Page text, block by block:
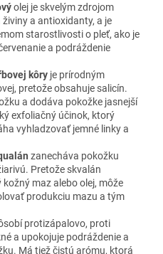
olej je skvelým zdrojom
a antioxidanty, a je
starostlivosti o pleť, ako je
a podráždenie
kôry je prírodným
pretože obsahuje salicín.
a dodáva pokožke jasnejší
exfoliačný účinok, ktorý
vyhladzovať jemné linky a
zanecháva pokožku
Pretože skvalán
maz alebo olej, môže
produkciu mazu a tým
protizápalovo, proti
a upokojuje podráždenie a
Má tiež čistú arómu, ktorá